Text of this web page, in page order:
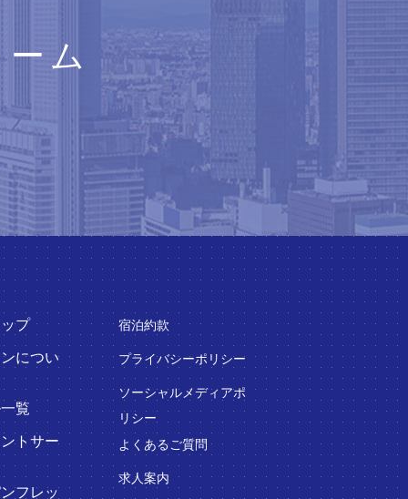
ム
プ
につい
覧
トサー
フレッ
宿泊約款
プライバシーポリシー
ソーシャルメディアポ
リシー
よくあるご質問
求人案内